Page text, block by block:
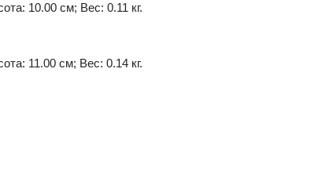
10.00 см; Вес: 0.11 кг.
11.00 см; Вес: 0.14 кг.